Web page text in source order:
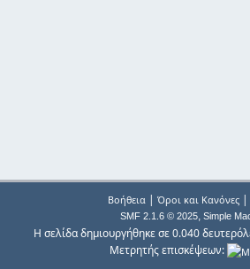
Βοήθεια| Όροι και Κανόνες|
SMF 2.1.6 © 2025, Simple
Η σελίδα δημιουργήθηκε σε 0.040
Μετρητής επισκέψεων: